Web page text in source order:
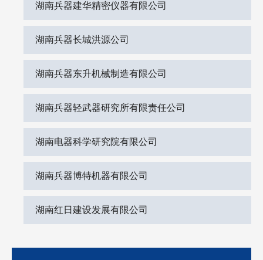
湖南兵器建华精密仪器有限公司
湖南兵器长城洪源公司
湖南兵器东升机械制造有限公司
湖南兵器轻武器研究所有限责任公司
湖南电器科学研究院有限公司
湖南兵器博特机器有限公司
湖南红日建设发展有限公司